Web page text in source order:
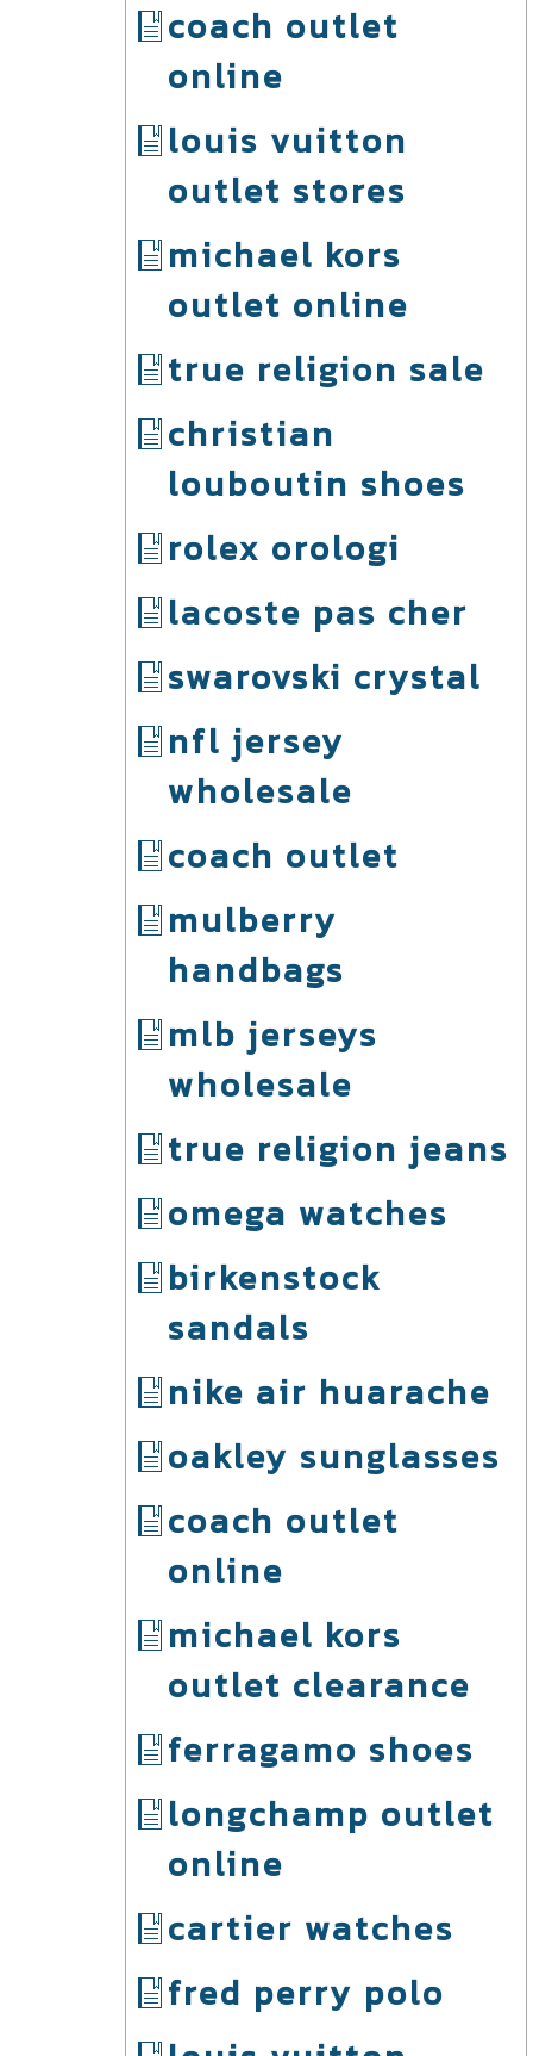
coach outlet
online
louis vuitton
outlet stores
michael kors
outlet online
true religion sale
christian
louboutin shoes
rolex orologi
lacoste pas cher
swarovski crystal
nfl jersey
wholesale
coach outlet
mulberry
handbags
mlb jerseys
wholesale
true religion jeans
omega watches
birkenstock
sandals
nike air huarache
oakley sunglasses
coach outlet
online
michael kors
outlet clearance
ferragamo shoes
longchamp outlet
online
cartier watches
fred perry polo